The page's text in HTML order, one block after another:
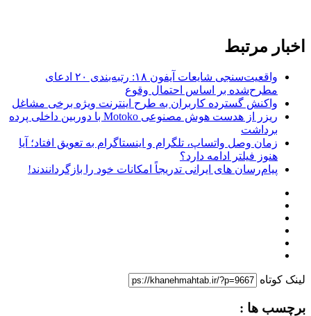
اخبار مرتبط
واقعیت‌سنجی شایعات آیفون ۱۸: رتبه‌بندی ۲۰ ادعای
مطرح‌شده بر اساس احتمال وقوع
واکنش گسترده کاربران به طرح اینترنت ویژه برخی مشاغل
ریزر از هدست هوش مصنوعی Motoko با دوربین داخلی پرده
برداشت
زمان وصل واتساپ، تلگرام و اینستاگرام به تعویق افتاد؛ آیا
هنوز فیلتر ادامه دارد؟
پیام‌رسان‌ های ایرانی تدریجاً امکانات خود را بازگردانندند!
لینک کوتاه
برچسب ها :